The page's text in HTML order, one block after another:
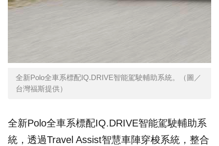
全新Polo全車系標配IQ.DRIVE智能駕駛輔助系統。（圖／
台灣福斯提供）
全新Polo全車系標配IQ.DRIVE智能駕駛輔助系
統，透過Travel Assist智慧車陣穿梭系統，整合